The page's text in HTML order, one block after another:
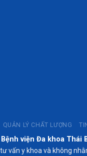
QUẢN LÝ CHẤT LƯỢNG
Bệnh viện Đa khoa Thái
y khoa và không